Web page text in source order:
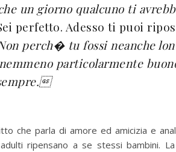
un giorno qualcuno ti
perfetto. Adesso ti puoi
perch� tu fossi neanche
particolarmente
che parla di amore ed amicizia e
ripensano a se stessi bambini.